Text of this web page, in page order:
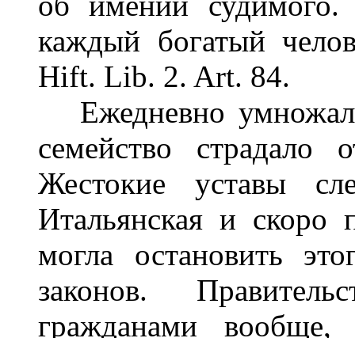
каждый богатый
Hift. Lib. 2. Art. 84.
Ежедневно
семейство страдало
Жестокие уставы
Итальянская и скоро
могла остановить
законов.
гражданами